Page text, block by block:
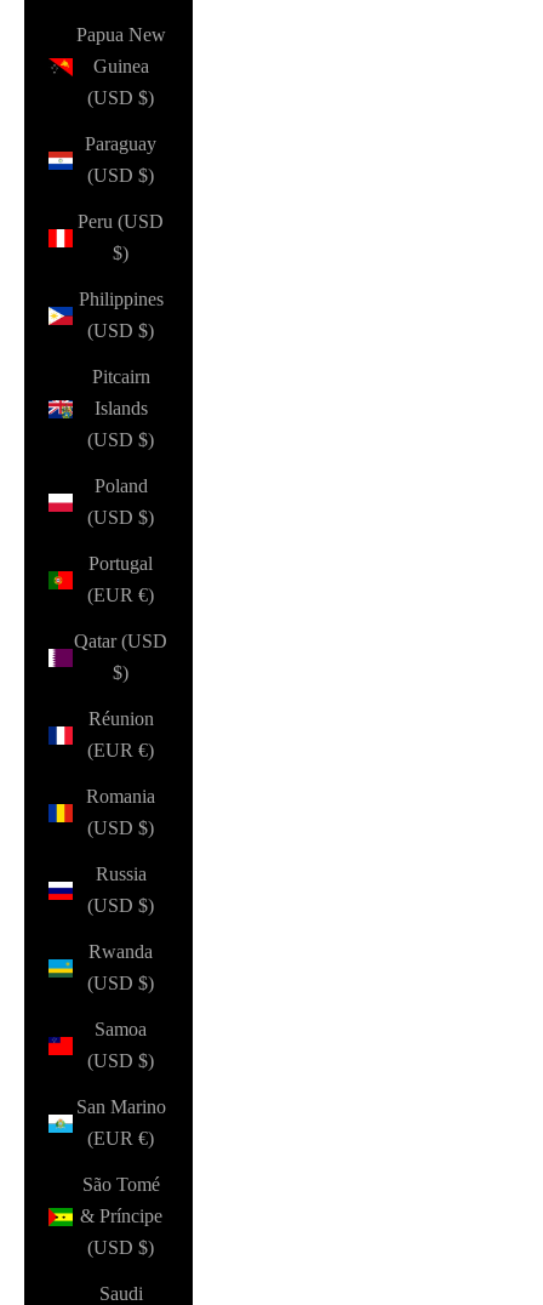
Papua New
Guinea
(USD $)
Paraguay
(USD $)
Peru (USD
$)
Philippines
(USD $)
Pitcairn
Islands
(USD $)
Poland
(USD $)
Portugal
(EUR €)
Qatar (USD
$)
Réunion
(EUR €)
Romania
(USD $)
Russia
(USD $)
Rwanda
(USD $)
Samoa
(USD $)
San Marino
(EUR €)
São Tomé
& Príncipe
(USD $)
Saudi